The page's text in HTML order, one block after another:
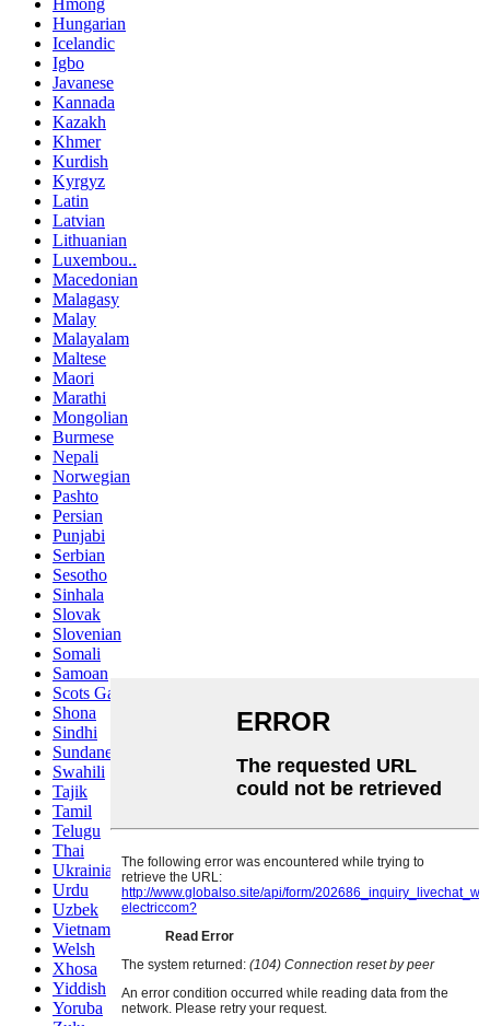
Hmong
Hungarian
Icelandic
Igbo
Javanese
Kannada
Kazakh
Khmer
Kurdish
Kyrgyz
Latin
Latvian
Lithuanian
Luxembou..
Macedonian
Malagasy
Malay
Malayalam
Maltese
Maori
Marathi
Mongolian
Burmese
Nepali
Norwegian
Pashto
Persian
Punjabi
Serbian
Sesotho
Sinhala
Slovak
Slovenian
Somali
Samoan
Scots Gaelic
Shona
Sindhi
Sundanese
Swahili
Tajik
Tamil
Telugu
Thai
Ukrainian
Urdu
Uzbek
Vietnamese
Welsh
Xhosa
Yiddish
Yoruba